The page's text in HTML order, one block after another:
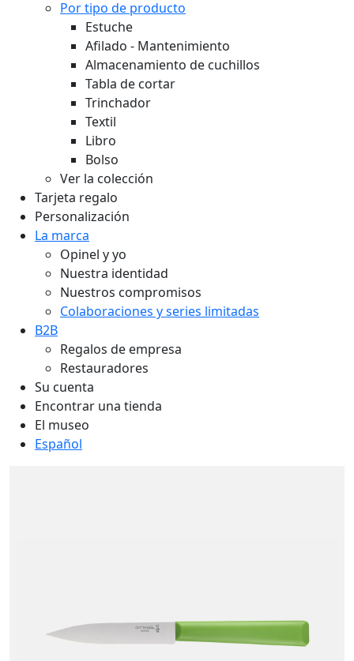
Por tipo de producto
Estuche
Afilado - Mantenimiento
Almacenamiento de cuchillos
Tabla de cortar
Trinchador
Textil
Libro
Bolso
Ver la colección
Tarjeta regalo
Personalización
La marca
Opinel y yo
Nuestra identidad
Nuestros compromisos
Colaboraciones y series limitadas
B2B
Regalos de empresa
Restauradores
Su cuenta
Encontrar una tienda
El museo
Español